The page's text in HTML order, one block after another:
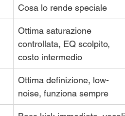
Cosa lo rende speciale
Ottima saturazione
controllata, EQ scolpito,
costo intermedio
Ottima definizione, low-
noise, funziona sempre